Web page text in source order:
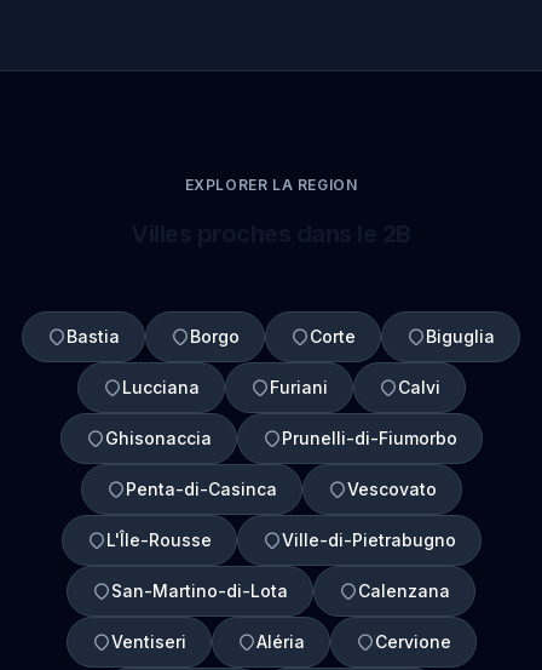
EXPLORER LA REGION
Bastia Borgo Corte Biguglia
Lucciana Furiani Calvi
Ghisonaccia Prunelli-di-Fiumorbo
Penta-di-Casinca Vescovato
L'Île-Rousse Ville-di-Pietrabugno
San-Martino-di-Lota Calenzana
Ventiseri Aléria Cervione